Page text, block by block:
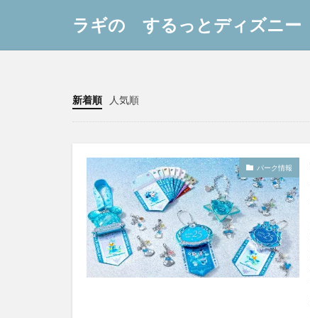
ラギの するっとディズニー
新着順 人気順
パーク情報